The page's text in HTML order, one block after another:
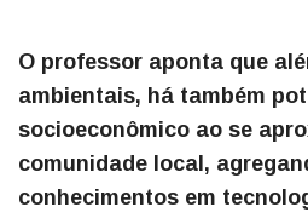
O professor aponta que
ambientais, há também
socioeconômico ao se
comunidade local,
conhecimentos em